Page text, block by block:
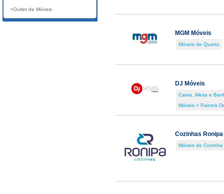
MGM Móveis
Móveis de Quarto
DJ Móveis
Cama, Mesa e
Móveis > Paineis
Cozinhas Ronipa
Móveis de Cozinha
>Outlet de Móveis